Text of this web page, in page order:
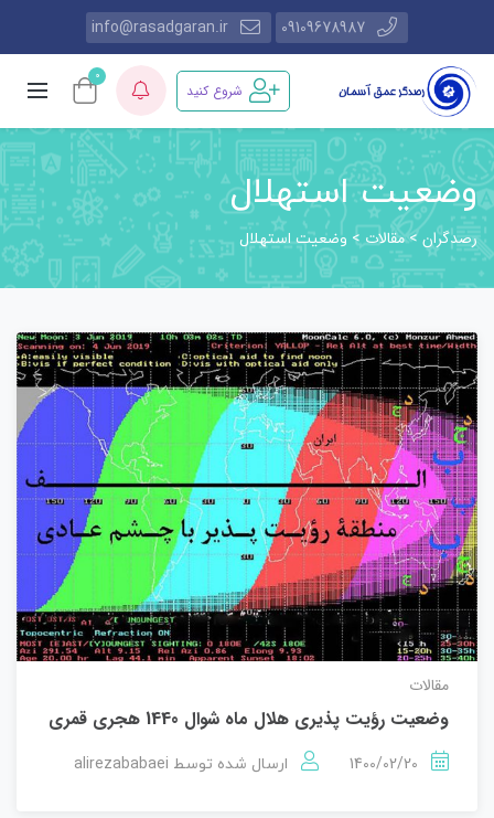
09109678987
info@rasadgaran.ir
شروع کنید
0
وضعیت استهلال
رصدگران>مقالات> وضعیت استهلال
مقالات
وضعیت رؤيت پذيری هلال ماه شوال 1440 هجری قمری
1400/02/20 ارسال شده توسط alirezababaei